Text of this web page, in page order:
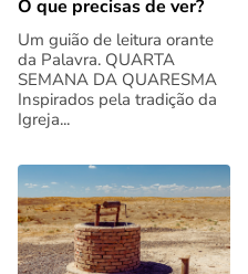
O que precisas de ver?
Um guião de leitura orante
da Palavra. QUARTA
SEMANA DA QUARESMA
Inspirados pela tradição da
Igreja...